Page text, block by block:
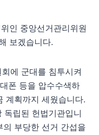
인 중앙선거관리위원
보겠습니다.
에 군대를 침투시켜
폰 등을 압수수색하
계획까지 세웠습니다.
독립된 헌법기관입니
부당한 선거 간섭을